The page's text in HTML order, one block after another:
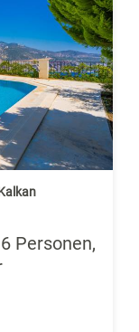
Personen,